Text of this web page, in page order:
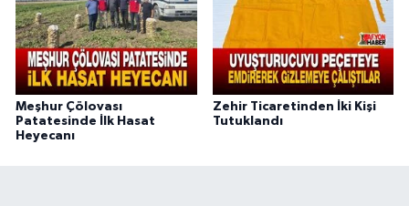
Meşhur Çölovası
Patatesinde İlk Hasat
Heyecanı
Zehir Ticaretinden İki Kişi
Tutuklandı